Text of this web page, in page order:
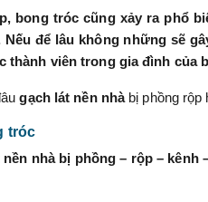
bong tróc cũng xảy ra phổ
để lâu không những sẽ
thành viên trong gia đình của
gạch lát nền nhàbị phồng rộp
tróc
nền nhà bị phồng – rộp – kênh